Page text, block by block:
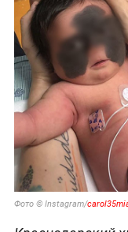
Фото © Instagram/